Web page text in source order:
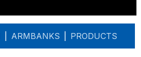
ARMBANKS PRODUCTS